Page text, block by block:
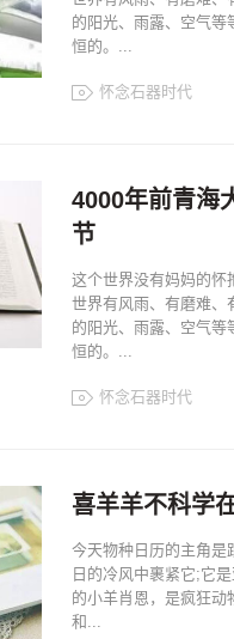
的阳光、雨露、空气等
恒的。...
怀念石器时代
4000年前青海
节
这个世界没有妈妈的怀
世界有风雨、有磨难、
的阳光、雨露、空气等
恒的。...
怀念石器时代
喜羊羊不科学
今天物种日历的主角是
日的冷风中裹紧它;它
的小羊肖恩，是疯狂
和...